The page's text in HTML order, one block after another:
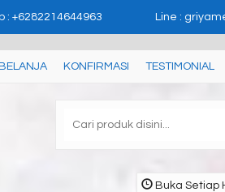
: +6282214644963 Line :
KONFIRMASI TESTIMONIAL
Buka Setiap